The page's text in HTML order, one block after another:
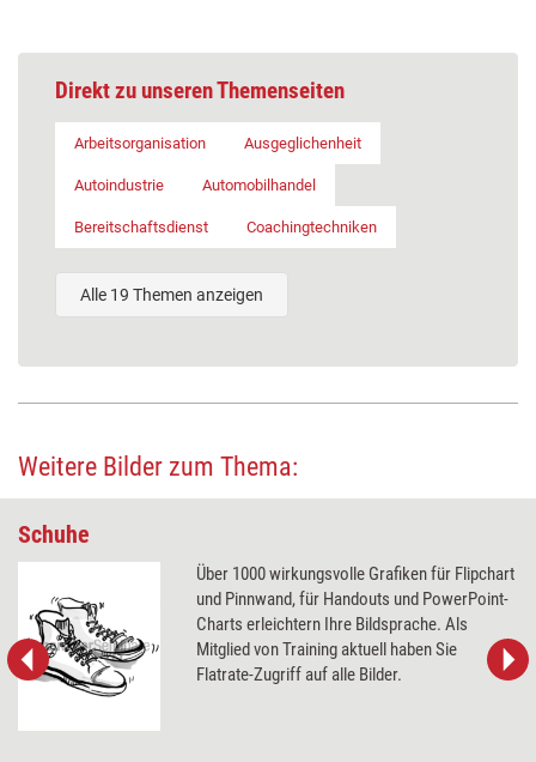
Direkt zu unseren Themenseiten
Arbeitsorganisation Ausgeglichenheit
Autoindustrie Automobilhandel
Bereitschaftsdienst Coachingtechniken
Alle 19 Themen anzeigen
Weitere Bilder zum Thema:
Schuhe
Über 1000 wirkungsvolle Grafiken für Flipchart
und Pinnwand, für Handouts und PowerPoint-
Charts erleichtern Ihre Bildsprache. Als
Mitglied von Training aktuell haben Sie
Flatrate-Zugriff auf alle Bilder.